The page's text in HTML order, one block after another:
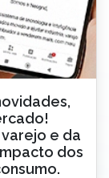
e da
dos